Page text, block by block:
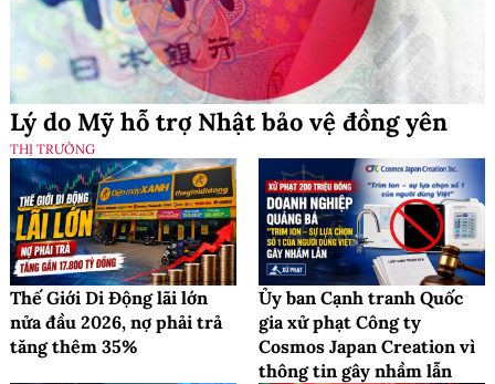
Lý do Mỹ hỗ trợ Nhật bảo vệ đồng yên
THỊ TRƯỜNG
Thế Giới Di Động lãi lớn
nửa đầu 2026, nợ phải trả
tăng thêm 35%
Ủy ban Cạnh tranh Quốc
gia xử phạt Công ty
Cosmos Japan Creation vì
thông tin gây nhầm lẫn